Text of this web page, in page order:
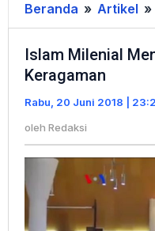
Beranda » Artikel »
Islam Milenial
Keragaman
Rabu, 20 Juni 2018 |
oleh Redaksi